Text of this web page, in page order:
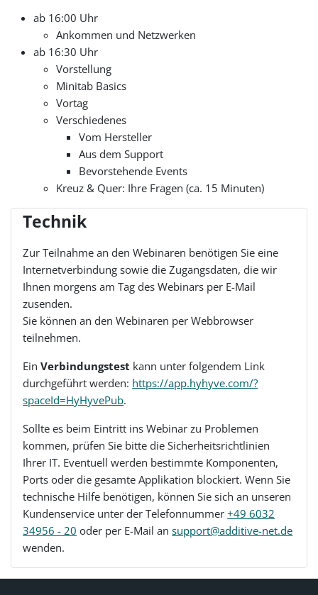
ab 16:00 Uhr
Ankommen und Netzwerken
ab 16:30 Uhr
Vorstellung
Minitab Basics
Vortag
Verschiedenes
Vom Hersteller
Aus dem Support
Bevorstehende Events
Kreuz & Quer: Ihre Fragen (ca. 15 Minuten)
Technik
Zur Teilnahme an den Webinaren benötigen Sie eine
Internetverbindung sowie die Zugangsdaten, die wir
Ihnen morgens am Tag des Webinars per E-Mail
zusenden.
Sie können an den Webinaren per Webbrowser
teilnehmen.
EinVerbindungstest kann unter folgendem Link
durchgeführt werden: https://app.hyhyve.com/?
spaceId=HyHyvePub.
Sollte es beim Eintritt ins Webinar zu Problemen
kommen, prüfen Sie bitte die Sicherheitsrichtlinien
Ihrer IT. Eventuell werden bestimmte Komponenten,
Ports oder die gesamte Applikation blockiert. Wenn Sie
technische Hilfe benötigen, können Sie sich an unseren
Kundenservice unter der Telefonnummer+49 6032
34956 - 20 oder per E-Mail ansupport@additive-net.de
wenden.